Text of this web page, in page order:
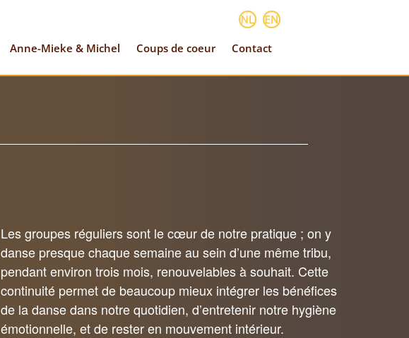
Anne-Mieke & Michel Coups de coeur Contact
Les groupes réguliers sont le cœur de notre pratique ; on y
danse presque chaque semaine au sein d’une même tribu,
pendant environ trois mois, renouvelables à souhait. Cette
continuité permet de beaucoup mieux intégrer les bénéfices
de la danse dans notre quotidien, d’entretenir notre hygiène
émotionnelle, et de rester en mouvement intérieur.